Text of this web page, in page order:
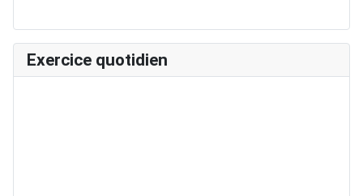
Exercice quotidien